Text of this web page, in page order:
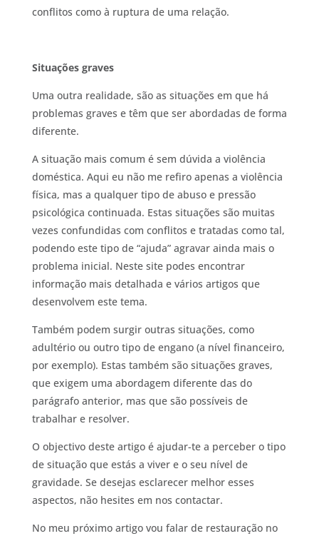
conflitos como à ruptura de uma relação.
Situações graves
Uma outra realidade, são as situações em que há
problemas graves e têm que ser abordadas de forma
diferente.
A situação mais comum é sem dúvida a violência
doméstica. Aqui eu não me refiro apenas a violência
física, mas a qualquer tipo de abuso e pressão
psicológica continuada. Estas situações são muitas
vezes confundidas com conflitos e tratadas como tal,
podendo este tipo de “ajuda” agravar ainda mais o
problema inicial. Neste site podes encontrar
informação mais detalhada e vários artigos que
desenvolvem este tema.
Também podem surgir outras situações, como
adultério ou outro tipo de engano (a nível financeiro,
por exemplo). Estas também são situações graves,
que exigem uma abordagem diferente das do
parágrafo anterior, mas que são possíveis de
trabalhar e resolver.
O objectivo deste artigo é ajudar-te a perceber o tipo
de situação que estás a viver e o seu nível de
gravidade. Se desejas esclarecer melhor esses
aspectos, não hesites em nos contactar.
No meu próximo artigo vou falar de restauração no